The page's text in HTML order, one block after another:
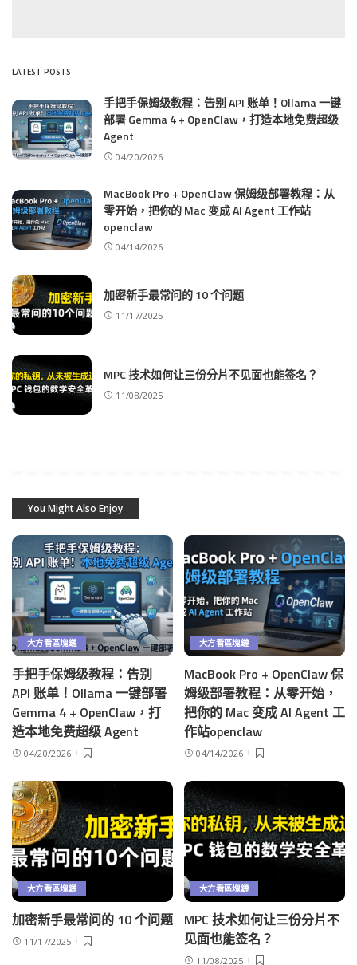
LATEST POSTS
手把手保姆级教程：告别 API 账单！Ollama 一键
部署 Gemma 4 + OpenClaw，打造本地免费超级
Agent
04/20/2026
MacBook Pro + OpenClaw 保姆级部署教程：从
零开始，把你的 Mac 变成 AI Agent 工作站
openclaw
04/14/2026
加密新手最常问的 10 个问题
11/17/2025
MPC 技术如何让三份分片不见面也能签名？
11/08/2025
You Might Also Enjoy
大方看區塊鏈
手把手保姆级教程：告别
API 账单！Ollama 一键部署
Gemma 4 + OpenClaw，打
造本地免费超级 Agent
04/20/2026
大方看區塊鏈
MacBook Pro + OpenClaw 保
姆级部署教程：从零开始，
把你的 Mac 变成 AI Agent 工
作站openclaw
04/14/2026
大方看區塊鏈
加密新手最常问的 10 个问题
11/17/2025
大方看區塊鏈
MPC 技术如何让三份分片不
见面也能签名？
11/08/2025